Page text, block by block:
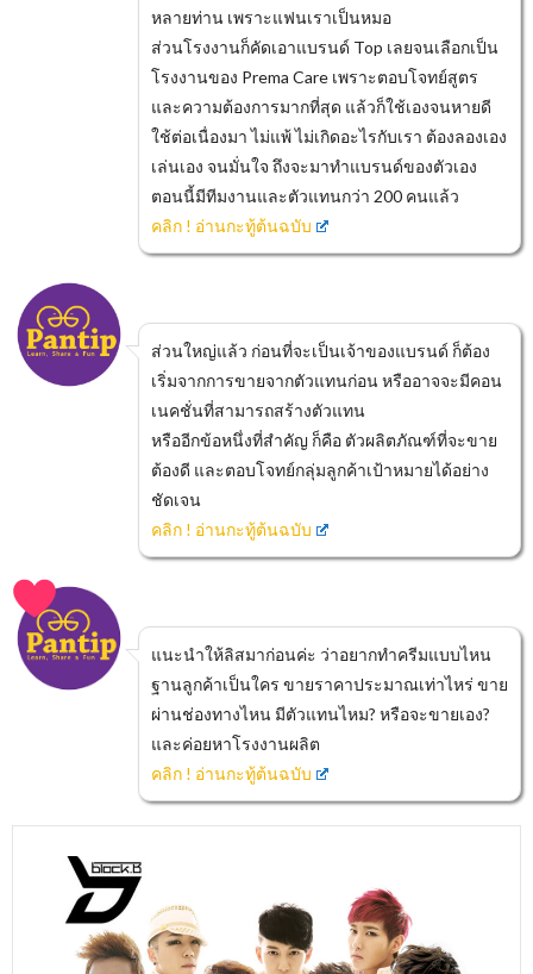
หลายท่าน เพราะแฟนเราเป็นหมอ
ส่วนโรงงานก็คัดเอาแบรนด์ Top เลยจนเลือกเป็น
โรงงานของ Prema Care เพราะตอบโจทย์สูตร
และความต้องการมากที่สุด แล้วก็ใช้เองจนหายดี
ใช้ต่อเนื่องมา ไม่แพ้ ไม่เกิดอะไรกับเรา ต้องลองเอง
เล่นเอง จนมั่นใจ ถึงจะมาทำแบรนด์ของตัวเอง
ตอนนี้มีทีมงานและตัวแทนกว่า 200 คนแล้ว
คลิก ! อ่านกะทู้ต้นฉบับ
ส่วนใหญ่แล้ว ก่อนที่จะเป็นเจ้าของแบรนด์ ก็ต้อง
เริ่มจากการขายจากตัวแทนก่อน หรืออาจจะมีคอน
เนคชั่นที่สามารถสร้างตัวแทน
หรืออีกข้อหนึ่งที่สำคัญ ก็คือ ตัวผลิตภัณฑ์ที่จะขาย
ต้องดี และตอบโจทย์กลุ่มลูกค้าเป้าหมายได้อย่าง
ชัดเจน
คลิก ! อ่านกะทู้ต้นฉบับ
แนะนำให้ลิสมาก่อนค่ะ ว่าอยากทำครีมแบบไหน
ฐานลูกค้าเป็นใคร ขายราคาประมาณเท่าไหร่ ขาย
ผ่านช่องทางไหน มีตัวแทนไหม? หรือจะขายเอง?
และค่อยหาโรงงานผลิต
คลิก ! อ่านกะทู้ต้นฉบับ